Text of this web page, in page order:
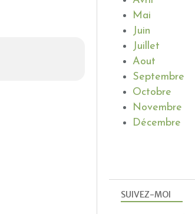
SUIVEZ-MOI
Mai
Juin
Juillet
Aout
Septembre
Octobre
Novembre
Décembre